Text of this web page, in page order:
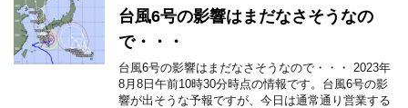
台風6号の影響はまだなさそうなの
で・・・
台風6号の影響はまだなさそうなので・・・ 2023年
8月8日午前10時30分時点の情報です。台風6号の影
響が出そうな予報ですが、今日は通常通り営業する